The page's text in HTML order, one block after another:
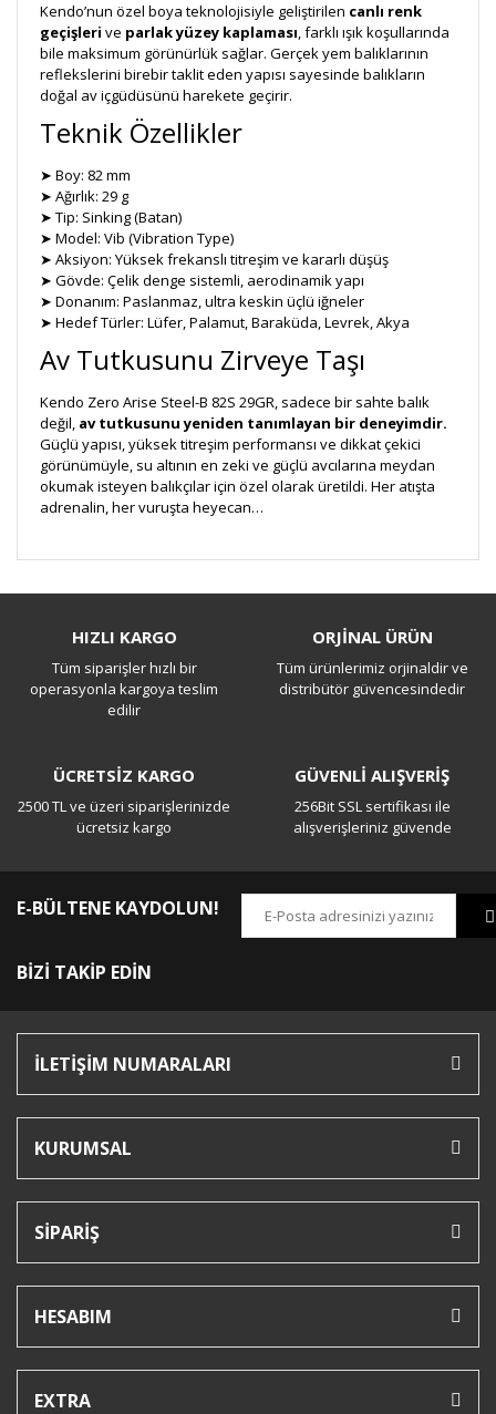
Kendo’nun özel boya teknolojisiyle geliştirilen canlı renk
geçişleri ve parlak yüzey kaplaması, farklı ışık koşullarında
bile maksimum görünürlük sağlar. Gerçek yem balıklarının
reflekslerini birebir taklit eden yapısı sayesinde balıkların
doğal av içgüdüsünü harekete geçirir.
Teknik Özellikler
➤ Boy: 82 mm
➤ Ağırlık: 29 g
➤ Tip: Sinking (Batan)
➤ Model: Vib (Vibration Type)
➤ Aksiyon: Yüksek frekanslı titreşim ve kararlı düşüş
➤ Gövde: Çelik denge sistemli, aerodinamik yapı
➤ Donanım: Paslanmaz, ultra keskin üçlü iğneler
➤ Hedef Türler: Lüfer, Palamut, Baraküda, Levrek, Akya
Av Tutkusunu Zirveye Taşı
Kendo Zero Arise Steel-B 82S 29GR, sadece bir sahte balık
değil, av tutkusunu yeniden tanımlayan bir deneyimdir.
Güçlü yapısı, yüksek titreşim performansı ve dikkat çekici
görünümüyle, su altının en zeki ve güçlü avcılarına meydan
okumak isteyen balıkçılar için özel olarak üretildi. Her atışta
adrenalin, her vuruşta heyecan…
Yorum Yaz
HIZLI KARGO
Tüm siparişler hızlı bir
operasyonla kargoya teslim
edilir
ORJİNAL ÜRÜN
Tüm ürünlerimiz orjinaldir ve
distribütör güvencesindedir
ÜCRETSİZ KARGO
2500 TL ve üzeri siparişlerinizde
ücretsiz kargo
GÜVENLİ ALIŞVERİŞ
256Bit SSL sertifikası ile
alışverişleriniz güvende
E-BÜLTENE KAYDOLUN!
BİZİ TAKİP EDİN
İLETİŞİM NUMARALARI
KURUMSAL
SİPARİŞ
HESABIM
EXTRA